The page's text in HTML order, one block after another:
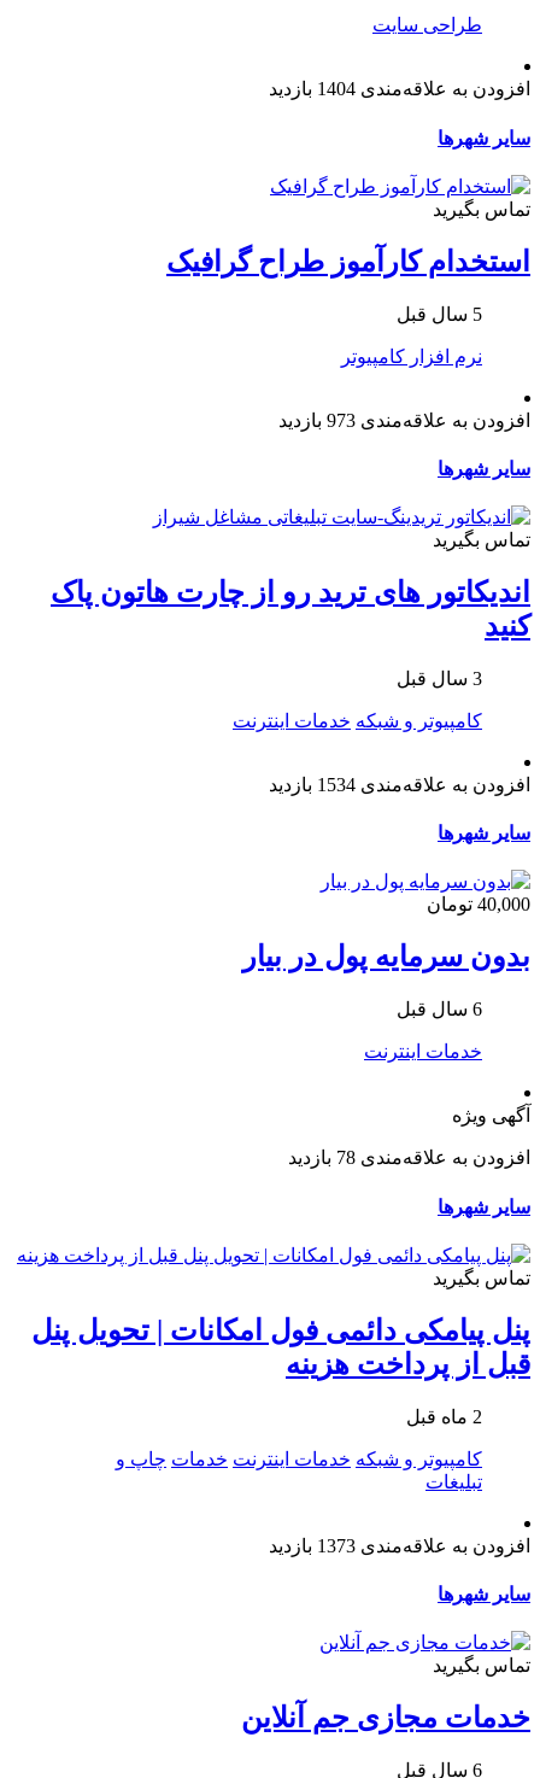
طراحی سایت
افزودن به علاقه‌مندی 1404 بازدید
سایر شهرها
تماس بگیرید
استخدام کارآموز طراح گرافیک
5 سال قبل
نرم افزار کامپیوتر
افزودن به علاقه‌مندی 973 بازدید
سایر شهرها
تماس بگیرید
اندیکاتور های ترید رو از چارت هاتون پاک
کنید
3 سال قبل
کامپیوتر و شبکه خدمات اینترنت
افزودن به علاقه‌مندی 1534 بازدید
سایر شهرها
40,000 تومان
بدون سرمایه پول در بیار
6 سال قبل
خدمات اینترنت
آگهی ویژه
افزودن به علاقه‌مندی 78 بازدید
سایر شهرها
تماس بگیرید
پنل پیامکی دائمی فول امکانات | تحویل پنل
قبل از پرداخت هزینه
2 ماه قبل
کامپیوتر و شبکه خدمات اینترنت خدمات چاپ و
تبلیغات
افزودن به علاقه‌مندی 1373 بازدید
سایر شهرها
تماس بگیرید
خدمات مجازی جم آنلاین
6 سال قبل